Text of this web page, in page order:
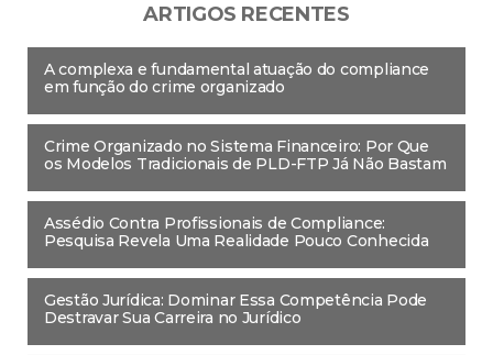
ARTIGOS RECENTES
A complexa e fundamental atuação do compliance
em função do crime organizado
Crime Organizado no Sistema Financeiro: Por Que
os Modelos Tradicionais de PLD-FTP Já Não Bastam
Assédio Contra Profissionais de Compliance:
Pesquisa Revela Uma Realidade Pouco Conhecida
Gestão Jurídica: Dominar Essa Competência Pode
Destravar Sua Carreira no Jurídico